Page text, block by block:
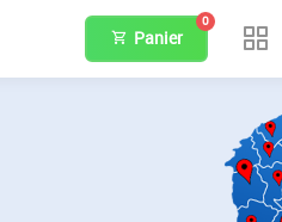
Panier
0